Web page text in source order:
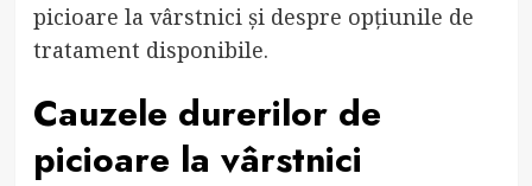
picioare la vârstnici și despre opțiunile de
tratament disponibile.
Cauzele durerilor de
picioare la vârstnici